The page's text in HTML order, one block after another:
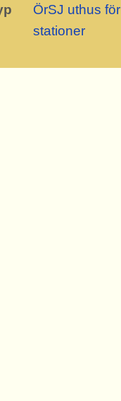
ÖrSJ uthus för
stationer